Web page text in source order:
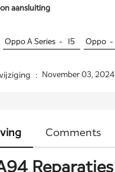
aansluiting
Oppo A Series - 15 Oppo -
: November 03, 2024
Comments
Reparaties